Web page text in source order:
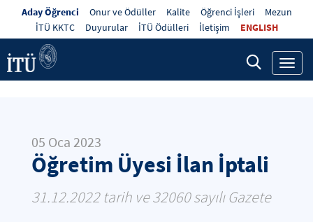
Aday Öğrenci Onur ve Ödüller Kalite Öğrenci İşleri
Mezun
İTÜ KKTC
Duyurular İTÜ Ödülleri İletişim ENGLISH
05 Oca 2023
Öğretim Üyesi İlan İptali
31.12.2022 tarih ve 32060 sayılı Gazete